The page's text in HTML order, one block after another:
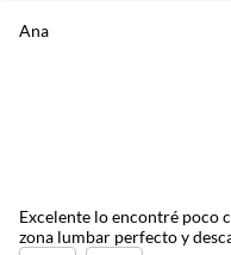
Ana
Excelente lo encontré poco
zona lumbar perfecto y